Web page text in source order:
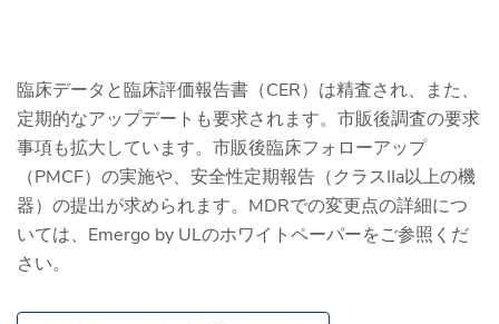
臨床データと臨床評価報告書（CER）は精査され、また、
定期的なアップデートも要求されます。市販後調査の要求
事項も拡大しています。市販後臨床フォローアップ
（PMCF）の実施や、安全性定期報告（クラスIIa以上の機
器）の提出が求められます。MDRでの変更点の詳細につ
いては、Emergo by ULのホワイトペーパーをご参照くだ
さい。